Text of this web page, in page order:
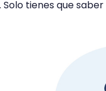
Solo tienes que saber